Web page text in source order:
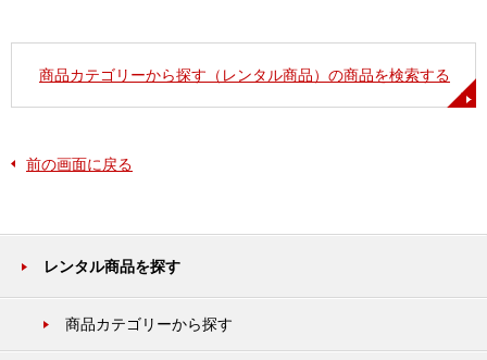
商品カテゴリーから探す（レンタル商品）の商品を検索する
前の画面に戻る
レンタル商品を探す
商品カテゴリーから探す